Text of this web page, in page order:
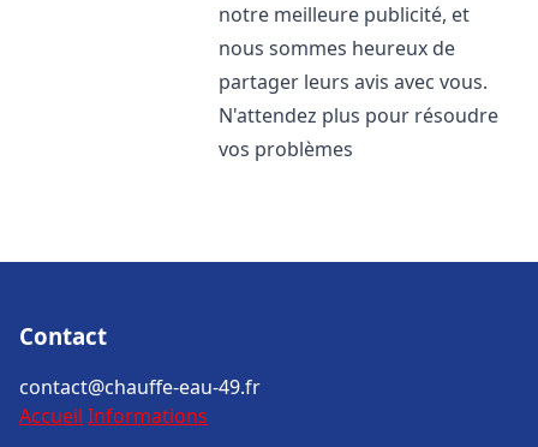
notre meilleure publicité, et
nous sommes heureux de
partager leurs avis avec vous.
N'attendez plus pour résoudre
vos problèmes
Contact
contact@chauffe-eau-49.fr
Accueil Informations